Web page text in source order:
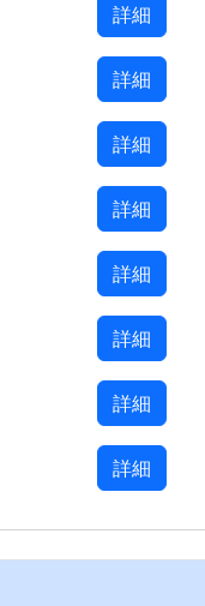
詳細
詳細
詳細
詳細
詳細
詳細
詳細
詳細